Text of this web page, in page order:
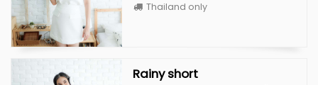
Thailand only
Rainy short